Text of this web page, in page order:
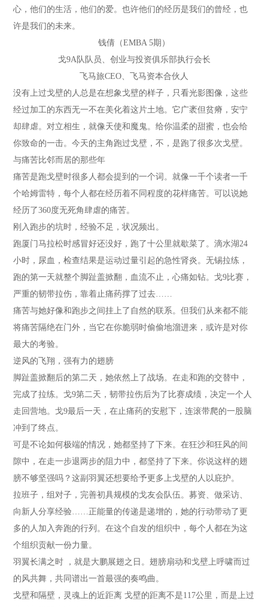
心，他们的生活，他们的爱。也许他们的经历是我们的曾经，也
许是我们的未来。
钱倩（EMBA 5期）
戈9A队队员、创业与投资俱乐部执行会长
飞马旅CEO、飞马资本合伙人
没有上过戈壁的人总是在想象戈壁的样子，只看光影图像，这些
经过加工的东西无一不在美化着这片土地。它广袤但贫瘠，安宁
却肆虐。对立相生，就像天使和魔鬼。给你温柔的甜蜜，也会给
你致命的一击。今天的主角跑过戈壁，不，是跑了很多次戈壁。
与痛苦比邻而居的那些年
痛苦是跑戈壁时很多人都会提到的一个词。就像一千个读者一千
个哈姆雷特，每个人都在经历着不同程度的花样痛苦。可以说她
经历了360度无死角肆虐的痛苦。
刚入跑步的坑时，经验不足，状况频出。
跑厦门马拉松时感冒好还没好，跑了十公里就歇菜了。滴水湖24
小时，尿血，检查结果是运动过量引起的急性肾炎。无锡拉练，
跑的第一天就整个脚趾盖掀翻，血流不止，心痛如钻。戈9比赛，
严重的韧带拉伤，靠着止痛药撑了过去……
痛苦与她好像和跑步之间挂上了自然的联系。但我们从来都不能
将痛苦隔绝在门外，当它在你脆弱时偷偷地溜进来，或许是对你
最大的考验。
逆风的飞翔，强有力的翅膀
脚趾盖掀翻后的第二天，她依然上了战场。在走和跑的交替中，
完成了拉练。戈9第二天，韧带拉伤后为了比赛成绩，决定一个人
走回营地。戈9最后一天，在止痛药的安慰下，连滚带爬的一股脑
冲到了终点。
可是不论如何极端的情况，她都坚持了下来。在狂沙和狂风的间
隙中，在走一步退两步的阻力中，都坚持了下来。你说这样的翅
膀不够坚强吗？这副羽翼还想要给予更多上戈壁的人以庇护。
拉班子，组对子，完善初具规模的戈友会队伍。募资、做采访、
向新人分享经验……正能量的传递是递增的，她的行动带动了更
多的人加入奔跑的行列。在这个自发的组织中，每个人都在为这
个组织贡献一份力量。
羽翼长满之时 ，就是大鹏展翅之日。翅膀扇动和戈壁上呼啸而过
的风共舞，共同谱出一首最强的奏鸣曲。
戈壁和隔壁，灵魂上的近距离 戈壁的距离不是117公里，而是上过